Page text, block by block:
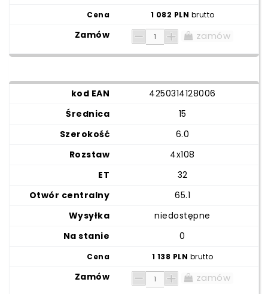
1 082 PLN brutto
zamów
4250314128006
15
6.0
4x108
32
65.1
niedostępne
0
1 138 PLN brutto
zamów